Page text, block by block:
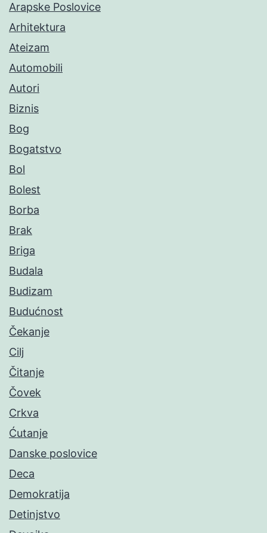
Arapske Poslovice
Arhitektura
Ateizam
Automobili
Autori
Biznis
Bog
Bogatstvo
Bol
Bolest
Borba
Brak
Briga
Budala
Budizam
Budućnost
Čekanje
Cilj
Čitanje
Čovek
Crkva
Ćutanje
Danske poslovice
Deca
Demokratija
Detinjstvo